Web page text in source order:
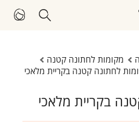
מקומות לחתונה קטנה
לחתונה קטנה בקריית מלאכי
בקריית מלאכי